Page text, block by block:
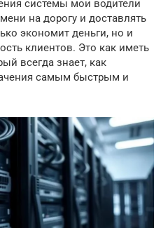
системы мои водители
на дорогу и доставлять
экономит деньги, но и
клиентов. Это как иметь
всегда знает, как
самым быстрым и